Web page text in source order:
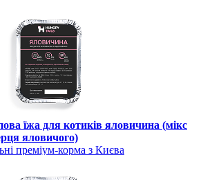
їжа для котиків яловичина (мікс
яловичого)
преміум-корма з Києва